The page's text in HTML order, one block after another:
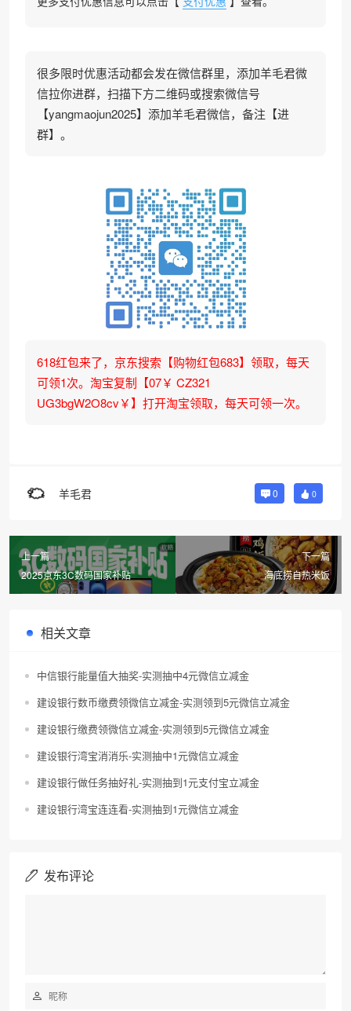
很多限时优惠活动都会发在微信群里，添加羊毛君微
信拉你进群，扫描下方二维码或搜索微信号
【yangmaojun2025】添加羊毛君微信，备注【进
群】。
618红包来了，京东搜索【购物红包683】领取，每天
可领1次。淘宝复制【07￥ CZ321
UG3bgW2O8cv￥】打开淘宝领取，每天可领一次。
羊毛君 0 0
上一篇
2025京东3C数码国家补贴
下一篇
海底捞自热米饭
相关文章
中信银行能量值大抽奖-实测抽中4元微信立减金
建设银行数币缴费领微信立减金-实测领到5元微信立减金
建设银行缴费领微信立减金-实测领到5元微信立减金
建设银行湾宝消消乐-实测抽中1元微信立减金
建设银行做任务抽好礼-实测抽到1元支付宝立减金
建设银行湾宝连连看-实测抽到1元微信立减金
发布评论